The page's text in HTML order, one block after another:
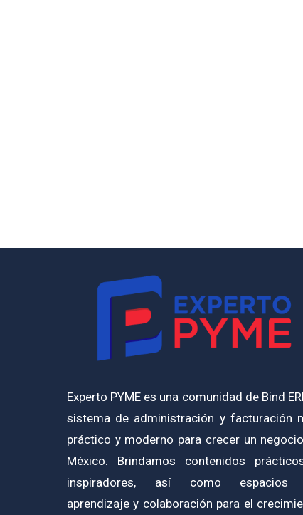
Experto PYME es una comunidad de Bind
sistema de administración y facturación
práctico y moderno para crecer un
México. Brindamos contenidos
inspiradores, así como espacios
aprendizaje y colaboración para el